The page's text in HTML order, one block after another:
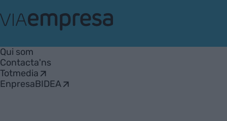
Empresa
Qui som
Contacta'ns
Totmedia
EnpresaBIDEA